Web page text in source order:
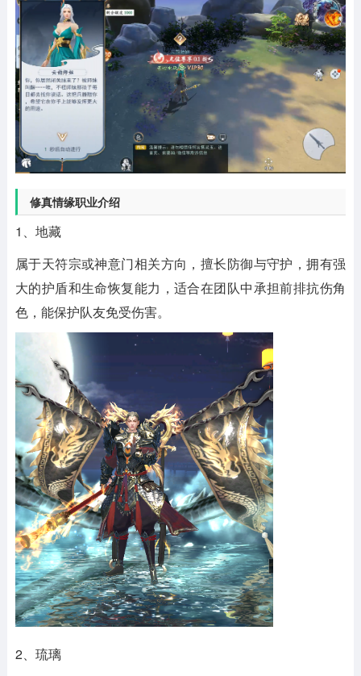
修真情缘职业介绍
1、地藏
属于天符宗或神意门相关方向，擅长防御与守护，拥有强
大的护盾和生命恢复能力，适合在团队中承担前排抗伤角
色，能保护队友免受伤害。
2、琉璃